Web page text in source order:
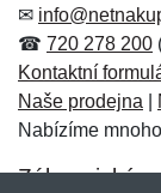
✉
☎ 720 278 200
Kontaktní
Naše prodejna
Nabízíme
Zákaznický